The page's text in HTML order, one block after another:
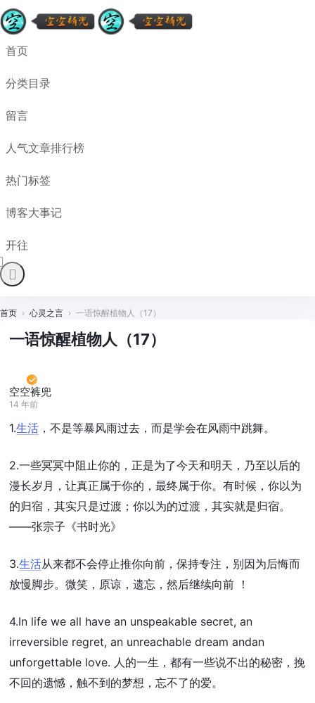
首页
分类目录
留言
人气文章排行榜
热门标签
博客大事记
开往
首页 › 心灵之言 › 一语惊醒植物人（17）
一语惊醒植物人（17）
空空裤兜
14 年前
1.生活 ，不是等暴风雨过去，而是学会在风雨中跳舞。
2.一些冥冥中阻止你的，正是为了今天和明天，乃至以后的
漫长岁月，让真正属于你的，最终属于你。有时候，你以为
的归宿，其实只是过渡；你以为的过渡，其实就是归宿。
——张宗子《书时光》
3.生活从来都不会停止推你向前，保持专注，别因为后悔而
放慢脚步。微笑，原谅，遗忘，然后继续向前 ！
4.In life we all have an unspeakable secret, an
irreversible regret, an unreachable dream andan
unforgettable love. 人的一生，都有一些说不出的秘密，挽
不回的遗憾，触不到的梦想，忘不了的爱。